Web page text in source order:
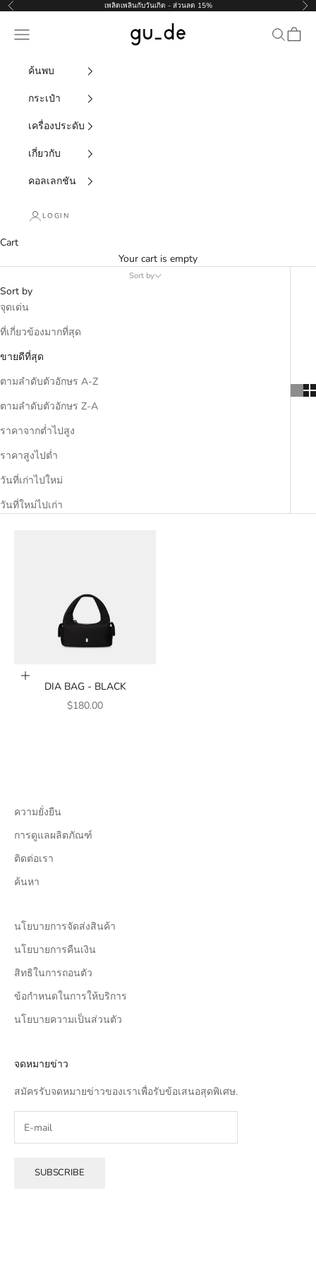
Skip to content
Previous เพลิดเพลินกับวันเกิด - ส่วนลด 15%
gu_de
Navigation menu Search
Cart
ค้นพบ
กระเป๋า
เครื่องประดับ
เกี่ยวกับ
คอลเลกชัน
LOGIN
Cart
Your cart is empty
Sort by
Sort by
จุดเด่น
ที่เกี่ยวข้องมากที่สุด
ขายดีที่สุด
ตามลำดับตัวอักษร A-Z
ตามลำดับตัวอักษร Z-A
ราคาจากต่ำไปสูง
ราคาสูงไปต่ำ
วันที่เก่าไปใหม่
วันที่ใหม่ไปเก่า
Add to cart
DIA BAG - BLACK
SALE PRICE
$180.00
ความยั่งยืน
การดูแลผลิตภัณฑ์
ติดต่อเรา
ค้นหา
นโยบายการจัดส่งสินค้า
นโยบายการคืนเงิน
สิทธิในการถอนตัว
ข้อกำหนดในการให้บริการ
นโยบายความเป็นส่วนตัว
จดหมายข่าว
สมัครรับจดหมายข่าวของเราเพื่อรับข้อเสนอสุดพิเศษ.
SUBSCRIBE